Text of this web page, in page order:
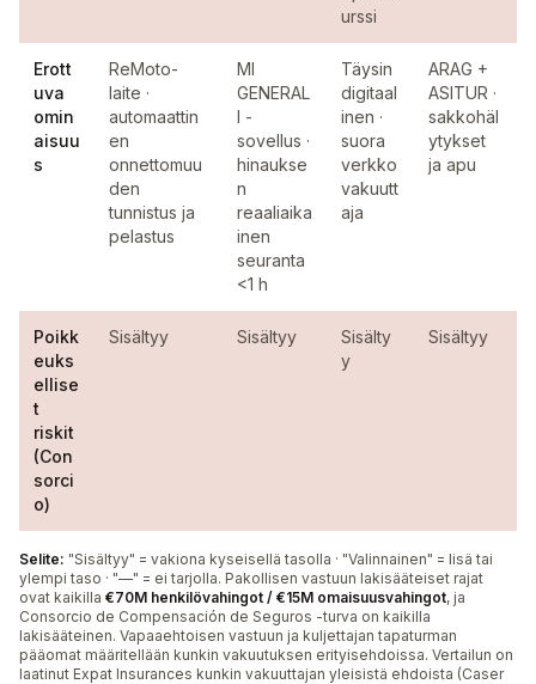
urssi
Erott
uva
omin
aisuu
s
ReMoto-
laite ·
automaattin
en
onnettomuu
den
tunnistus ja
pelastus
MI
GENERAL
I -
sovellus ·
hinaukse
n
reaaliaika
inen
seuranta
<1 h
Täysin
digitaal
inen ·
suora
verkko
vakuutt
aja
ARAG +
ASITUR ·
sakkohäl
ytykset
ja apu
Poikk
euks
ellise
t
riskit
(Con
sorci
o)
Sisältyy Sisältyy
Sisälty
y
Sisältyy
Selite: "Sisältyy" = vakiona kyseisellä tasolla · "Valinnainen" = lisä tai
ylempi taso · "—" = ei tarjolla. Pakollisen vastuun lakisääteiset rajat
ovat kaikilla €70M henkilövahingot / €15M omaisuusvahingot, ja
Consorcio de Compensación de Seguros -turva on kaikilla
lakisääteinen. Vapaaehtoisen vastuun ja kuljettajan tapaturman
pääomat määritellään kunkin vakuutuksen erityisehdoissa. Vertailun on
laatinut Expat Insurances kunkin vakuuttajan yleisistä ehdoista (Caser